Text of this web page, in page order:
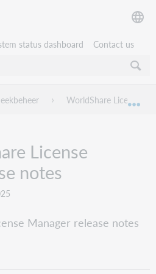
status dashboard Contact us
uitvouwen / samenvouwen
WorldShare License
License
notes
Manager release notes